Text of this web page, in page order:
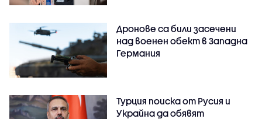
Дронове са били засечени
над военен обект в Западна
Германия
Турция поиска от Русия и
Украйна да обявят